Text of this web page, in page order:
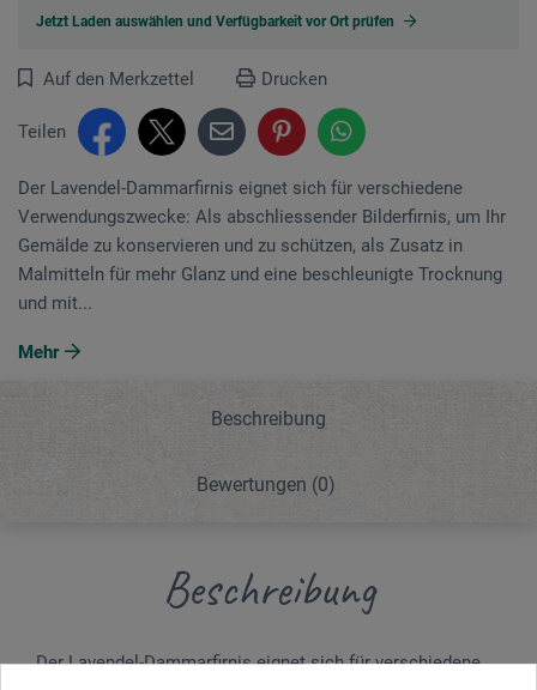
Jetzt Laden auswählen und Verfügbarkeit vor Ort prüfen
Auf den Merkzettel Drucken
Teilen
Der Lavendel-Dammarfirnis eignet sich für verschiedene
Verwendungszwecke: Als abschliessender Bilderfirnis, um Ihr
Gemälde zu konservieren und zu schützen, als Zusatz in
Malmitteln für mehr Glanz und eine beschleunigte Trocknung
und mit...
Mehr
Beschreibung
Bewertungen (0)
Beschreibung
Der Lavendel-Dammarfirnis eignet sich für verschiedene